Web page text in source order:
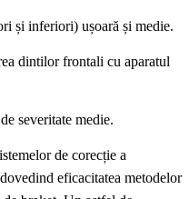
și inferiori) ușoară și medie.
dintilor frontali cu aparatul
severitate medie.
de corecție a
eficacitatea metodelor